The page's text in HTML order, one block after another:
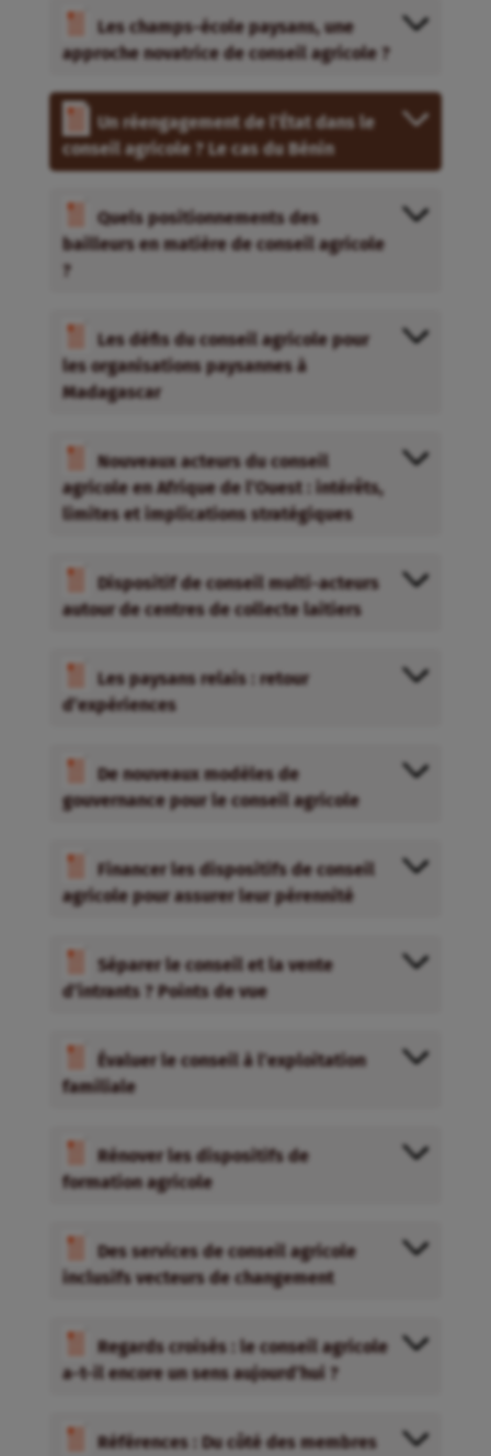
Les champs-école paysans, une
approche novatrice de conseil agricole ?
Un réengagement de l’État dans le
conseil agricole ? Le cas du Bénin
Quels positionnements des
bailleurs en matière de conseil agricole
?
Les défis du conseil agricole pour
les organisations paysannes à
Madagascar
Nouveaux acteurs du conseil
agricole en Afrique de l’Ouest : intérêts,
limites et implications stratégiques
Dispositif de conseil multi-acteurs
autour de centres de collecte laitiers
Les paysans relais : retour
d’expériences
De nouveaux modèles de
gouvernance pour le conseil agricole
Financer les dispositifs de conseil
agricole pour assurer leur pérennité
Séparer le conseil et la vente
d’intrants ? Points de vue
Évaluer le conseil à l’exploitation
familiale
Rénover les dispositifs de
formation agricole
Des services de conseil agricole
inclusifs vecteurs de changement
Regards croisés : le conseil agricole
a-t-il encore un sens aujourd’hui ?
Références : Du côté des membres